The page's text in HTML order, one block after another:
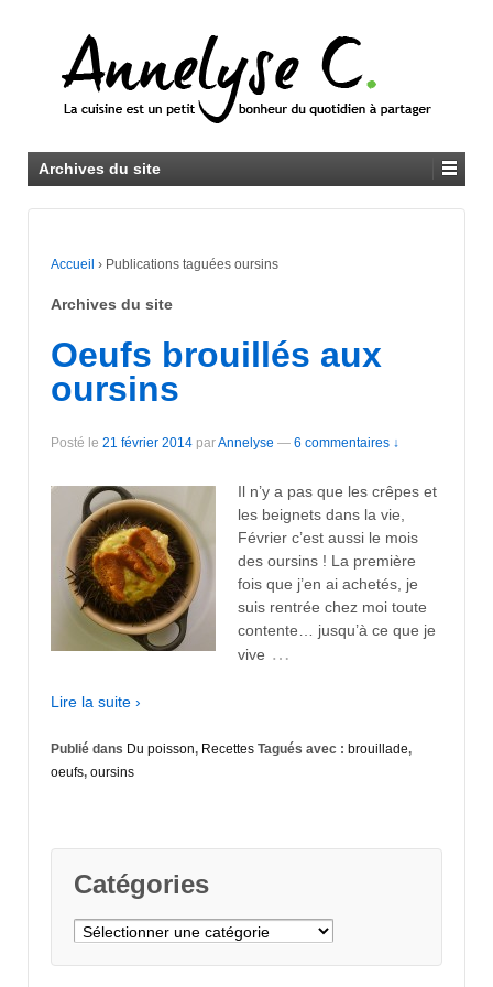
Archives du site
Accueil › Publications taguées oursins
Archives du site
Oeufs brouillés aux
oursins
Posté le 21 février 2014 parAnnelyse — 6 commentaires ↓
Il n’y a pas que les crêpes et
les beignets dans la vie,
Février c’est aussi le mois
des oursins ! La première
fois que j’en ai achetés, je
suis rentrée chez moi toute
contente… jusqu’à ce que je
vive …
Lire la suite ›
Publié dans Du poisson, Recettes Tagués avec : brouillade,
oeufs, oursins
Catégories
Catégories